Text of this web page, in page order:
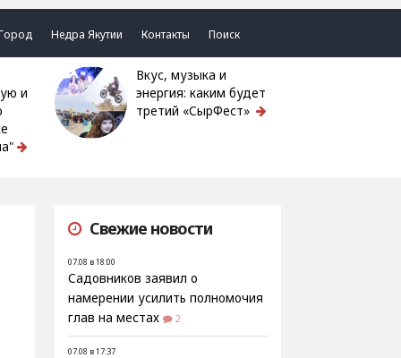
Недра Якутии Контакты Поиск
и
Вкус, музыка и
энергия: каким будет
третий «СырФест»
Свежие новости
07.08 в 18:00
Садовников заявил о
намерении усилить полномочия
глав на местах
2
07.08 в 17:37